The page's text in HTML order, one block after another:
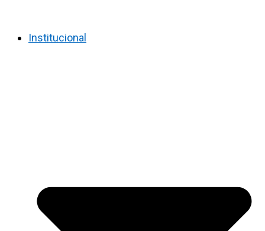
Institucional